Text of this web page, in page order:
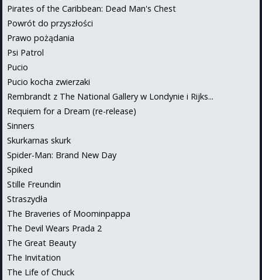
Pirates of the Caribbean: Dead Man's Chest
Powrót do przyszłości
Prawo pożądania
Psi Patrol
Pucio
Pucio kocha zwierzaki
Rembrandt z The National Gallery w Londynie i Rijks...
Requiem for a Dream (re-release)
Sinners
Skurkarnas skurk
Spider-Man: Brand New Day
Spiked
Stille Freundin
Straszydła
The Braveries of Moominpappa
The Devil Wears Prada 2
The Great Beauty
The Invitation
The Life of Chuck